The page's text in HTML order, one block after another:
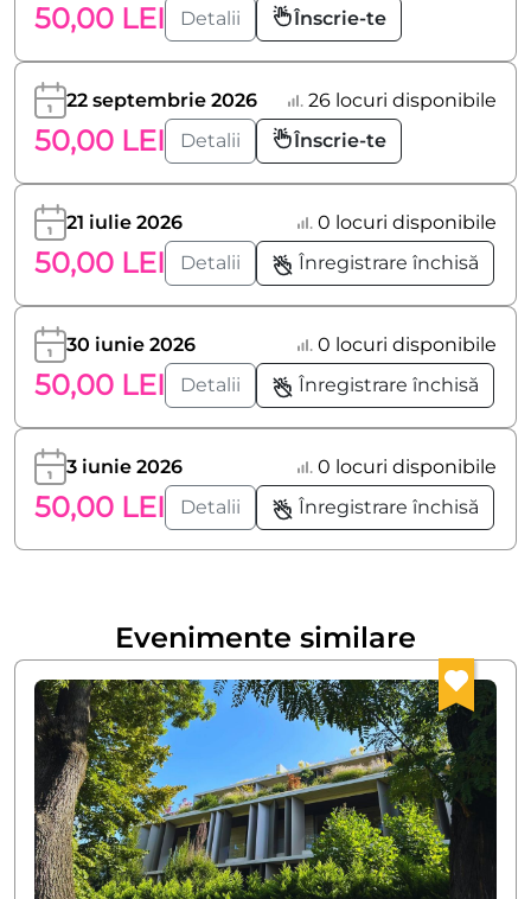
50,00 LEI Detalii Înscrie-te
22 septembrie 2026 26 locuri disponibile
50,00 LEI Detalii Înscrie-te
21 iulie 2026 0 locuri disponibile
50,00 LEI Detalii Înregistrare închisă
30 iunie 2026 0 locuri disponibile
50,00 LEI Detalii Înregistrare închisă
3 iunie 2026 0 locuri disponibile
50,00 LEI Detalii Înregistrare închisă
Evenimente similare